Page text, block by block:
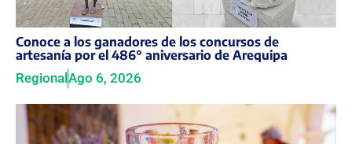
Conoce a los ganadores de los concursos de
artesanía por el 486° aniversario de Arequipa
RegionalAgo 6, 2026